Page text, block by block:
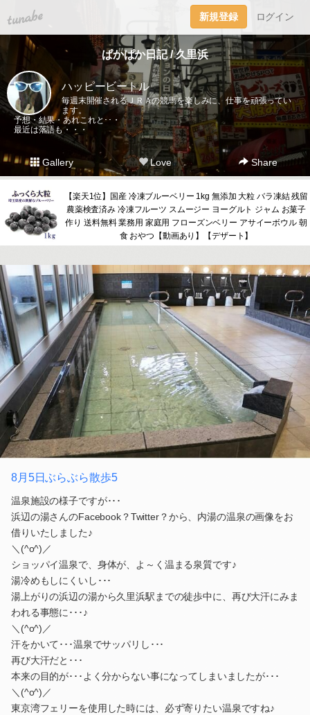
tuna.be 新規登録 ログイン
ぱかぱか日記 / 久里浜
ハッピービートル
毎週末開催されるＪＲＡの競馬を楽しみに、仕事を頑張ってい
ます。
予想・結果・あれこれと･･・
最近は落語も・・・
Gallery Love Share
【楽天1位】国産 冷凍ブルーベリー 1kg 無添加 大粒 バラ凍結 残留
農薬検査済み 冷凍フルーツ スムージー ヨーグルト ジャム お菓子
作り 送料無料 業務用 家庭用 フローズンベリー アサイーボウル 朝
食 おやつ【動画あり】【デザート】
8月5日ぶらぶら散歩5
温泉施設の様子ですが･･･
浜辺の湯さんのFacebook？Twitter？から、内湯の温泉の画像をお
借りいたしました♪
＼(^o^)／
ショッパイ温泉で、身体が、よ～く温まる泉質です♪
湯冷めもしにくいし･･･
湯上がりの浜辺の湯から久里浜駅までの徒歩中に、再び大汗にみま
われる事態に･･･♪
＼(^o^)／
汗をかいて･･･温泉でサッパリし･･･
再び大汗だと･･･
本来の目的が･･･よく分からない事になってしまいましたが･･･
＼(^o^)／
東京湾フェリーを使用した時には、必ず寄りたい温泉ですね♪